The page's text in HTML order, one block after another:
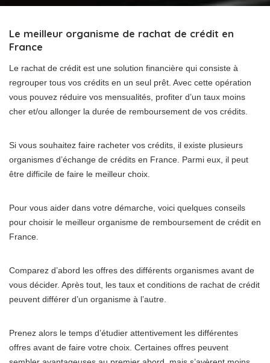
Le meilleur organisme de rachat de crédit en
France
Le rachat de crédit est une solution financière qui consiste à
regrouper tous vos crédits en un seul prêt. Avec cette opération
vous pouvez réduire vos mensualités, profiter d’un taux moins
cher et/ou allonger la durée de remboursement de vos crédits.
Si vous souhaitez faire racheter vos crédits, il existe plusieurs
organismes d’échange de crédits en France. Parmi eux, il peut
être difficile de faire le meilleur choix.
Pour vous aider dans votre démarche, voici quelques conseils
pour choisir le meilleur organisme de remboursement de crédit en
France.
Comparez d’abord les offres des différents organismes avant de
vous décider. Après tout, les taux et conditions de rachat de crédit
peuvent différer d’un organisme à l’autre.
Prenez alors le temps d’étudier attentivement les différentes
offres avant de faire votre choix. Certaines offres peuvent